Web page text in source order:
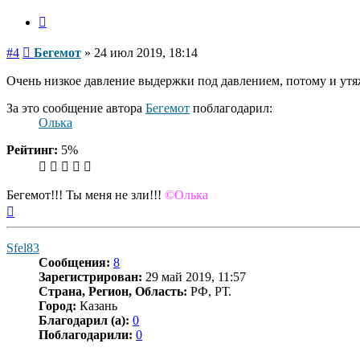
#4 Сообщение
Бегемот » 24 июл 2019, 18:14
Очень низкое давление выдержки под давлением, потому и
За это сообщение автора Бегемот поблагодарил:
Олька
Рейтинг: 5%
Бегемот!!! Ты меня не зли!!! ©Олька
Sfel83
Сообщения: 8
Зарегистрирован: 29 май 2019, 11:57
Страна, Регион, Область: РФ, РТ.
Город: Казань
Благодарил (а): 0
Поблагодарили: 0